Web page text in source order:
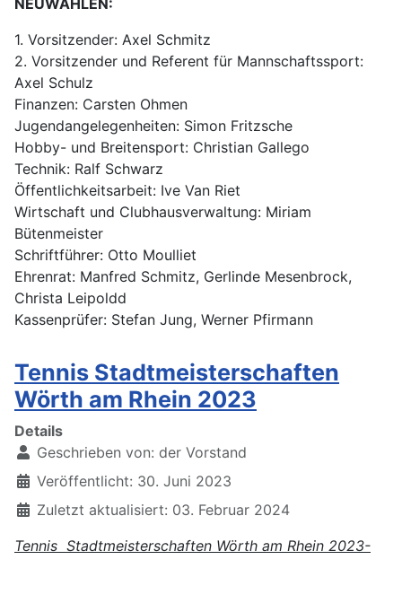
NEUWAHLEN:
1. Vorsitzender: Axel Schmitz
2. Vorsitzender und Referent für Mannschaftssport:
Axel Schulz
Finanzen: Carsten Ohmen
Jugendangelegenheiten: Simon Fritzsche
Hobby- und Breitensport: Christian Gallego
Technik: Ralf Schwarz
Öffentlichkeitsarbeit: Ive Van Riet
Wirtschaft und Clubhausverwaltung: Miriam
Bütenmeister
Schriftführer: Otto Moulliet
Ehrenrat: Manfred Schmitz, Gerlinde Mesenbrock,
Christa Leipoldd
Kassenprüfer: Stefan Jung, Werner Pfirmann
Tennis Stadtmeisterschaften
Wörth am Rhein 2023
Details
Geschrieben von: der Vorstand
Veröffentlicht: 30. Juni 2023
Zuletzt aktualisiert: 03. Februar 2024
Tennis Stadtmeisterschaften Wörth am Rhein 2023-